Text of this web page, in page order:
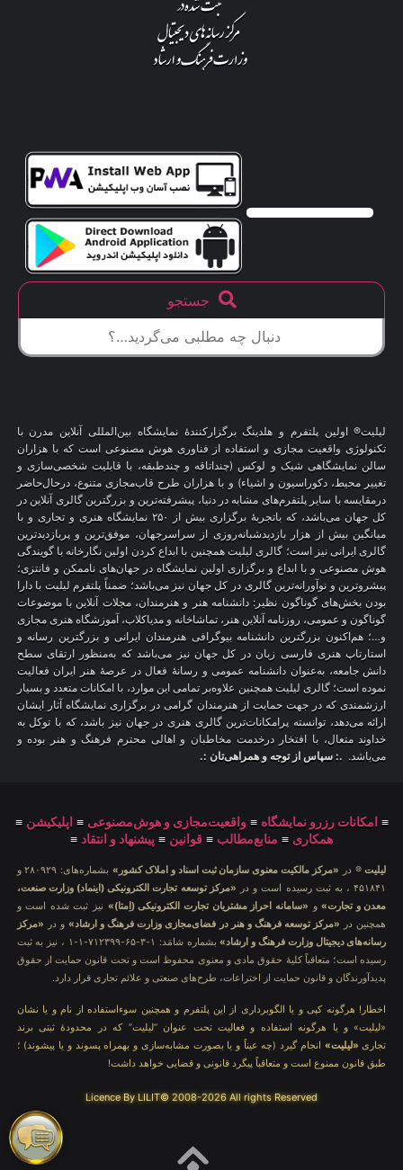
جستجو
لیلیت® اولین پلتفرم و هلدینگ برگزارکنندهٔ نمایشگاه بین‌المللی آنلاین مدرن با
تکنولوژی واقعیت مجازی و استفاده از فناوری هوش مصنوعی است که با هزاران
سالن نمایشگاهی شیک و لوکس (چنداتاقه و چندطبقه، با قابلیت شخصی‌سازی و
تغییر محیط، دکوراسیون و اشیاء) و با هزاران طرح قاب‌مجازی متنوع، درحال‌حاضر
درمقایسه با سایر پلتفرم‌های مشابه در دنیا، پیشرفته‌ترین و بزرگترین گالری آنلاین در
کل جهان می‌باشد، که باتجربهٔ برگزاری بیش از ۲۵۰ نمایشگاه هنری و تجاری و با
میانگین بیش از هزار بازدیدشبانه‌روزی از سراسرجهان، موفق‌ترین و پربازدیدترین
گالری ایرانی نیز است؛ گالری لیلیت همچنین با ابداع کردن اولین نگارخانه با گویندگی
هوش مصنوعی و با ابداع و برگزاری اولین نمایشگاه در جهان‌های ناممکن و فانتزی؛
پیشروترین و نوآورانه‌ترین گالری در کل جهان نیز می‌باشد؛ ضمناً پلتفرم لیلیت با دارا
بودن بخش‌های گوناگون نظیر: دانشنامه هنر و هنرمندان، مجلات آنلاین با موضوعات
گوناگون و عمومی، روزنامه آنلاین هنر، تماشاخانه و مدیاکلاب، آموزشگاه هنری مجازی
و…؛ هم‌اکنون بزرگترین دانشنامه بیوگرافی هنرمندان ایرانی و بزرگترین رسانه و
استارتاپ هنری فارسی زبان در کل جهان نیز می‌باشد که به‌منظور ارتقای سطح
دانش جامعه، به‌عنوان دانشنامه عمومی و رسانهٔ فعال در عرصهٔ هنر ایران فعالیت
نموده است؛ گالری لیلیت همچنین علاوه‌بر تمامی این موارد، با امکانات متعدد و بسیار
ارزشمندی که در جهت حمایت از هنرمندان گرامی در برگزاری نمایشگاه آثار ایشان
ارائه می‌دهد، توانسته پرامکانات‌ترین گالری هنری در جهان نیز باشد، که با توکل به
خداوند متعال، با افتخار درخدمت مخاطبان و اهالی محترم فرهنگ و هنر بوده و
می‌باشد. .: سپاس از توجه و همراهی‌تان :.
≡ امکانات رزرو نمایشگاه ≡واقعیت‌مجازی و هوش‌مصنوعی ≡ اپلیکیشن ≡
همکاری ≡ منابع‌مطالب ≡ قوانین ≡ پیشنهاد و انتقاد ≡
لیلیت® در «مرکز مالکیت معنوی سازمان ثبت اسناد و املاک کشور»
بشماره‌های: ۲۸۰۹۲۹ و
۴۵۱۸۴۱ ، به ثبت رسیده است و در
«مرکز توسعه تجارت الکترونیکی (اینماد) وزارت صنعت،
معدن و تجارت»و «سامانه احراز مشتریان تجارت الکترونیکی (اِمتا)» نیز ثبت شده است و
همچنین در «مرکز توسعه فرهنگ و هنر در فضای‌مجازی وزارت فرهنگ و ارشاد» و در «مرکز
رسانه‌های دیجیتال وزارت فرهنگ و ارشاد»
بشماره شامَد: ۱-۳-۶۵-۷۱۲۳۹۹-۱-۱ ، نیز به ثبت
رسیده است؛ متعاقباً کلیهٔ حقوق مادی و معنوی محفوظ است و تحت قانون حمایت از حقوق
پدیدآورندگان و قانون حمایت از اختراعات، طرح‌های صنعتی و علائم تجاری قرار دارد.
اخطار! هرگونه کپی و یا الگوبرداری از این پلتفرم و همچنین سوءاستفاده از نام و یا نشان
«لیلیت» و یا هرگونه استفاده و فعالیت تحت عنوان “لیلیت” که در محدودهٔ ثبتی برند
تجاری «لیلیت» انجام گیرد (چه عیناً و یا بصورت مشابه‌سازی و بهمراه پسوند و یا پیشوند) ؛
طبق قانون ممنوع است و متعاقباً پیگرد قانونی و قضایی خواهد داشت!
Licence By LILIT© 2008-2026 All rights Reserved